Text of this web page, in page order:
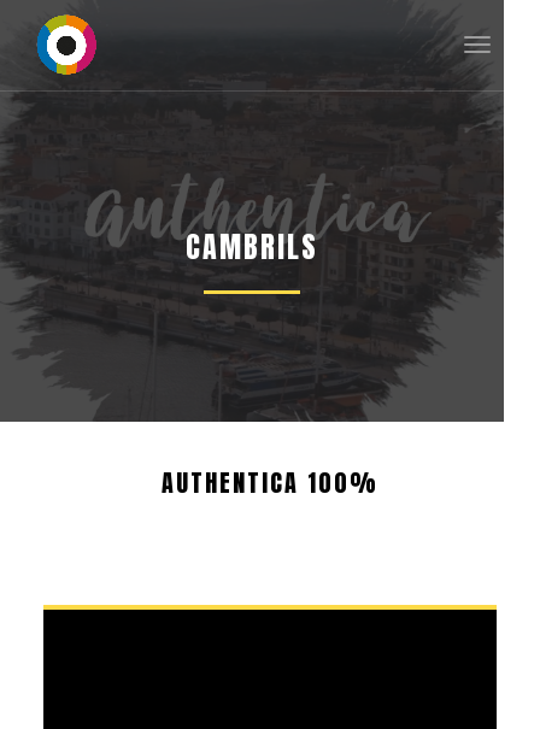
Toggle
CAMBRILS
AUTHENTICA 100%